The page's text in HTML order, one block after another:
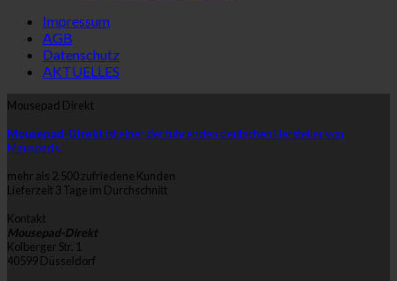
Impressum
AGB
Datenschutz
AKTUELLES
Mousepad Direkt
Mousepad-Direktist einer der führenden deutschen Hersteller von
Mauspads.
mehr als 2.500 zufriedene Kunden
Lieferzeit 3 Tage im Durchschnitt
Kontakt
Mousepad-Direkt
Kolberger Str. 1
40599 Düsseldorf